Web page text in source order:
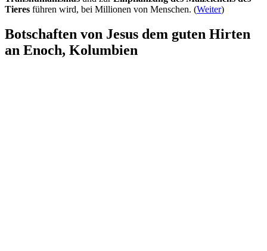
Tieres führen wird, bei Millionen von Menschen. (Weiter)
Botschaften von Jesus dem guten Hirten
an Enoch, Kolumbien